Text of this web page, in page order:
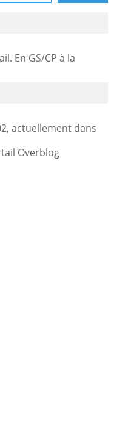
En GS/CP à la
actuellement dans
Overblog